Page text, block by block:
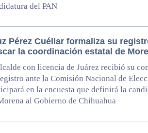
del PAN
Pérez Cuéllar formaliza su
la coordinación estatal de
con licencia de Juárez recibió su
ante la Comisión Nacional de
en la encuesta que definirá la
al Gobierno de Chihuahua